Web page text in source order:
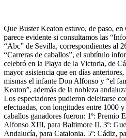
Que Buster Keaton estuvo, de paso, en
parece evidente si consultamos las
“Abc” de Sevilla, correspondientes al
“Carreras de caballos”, el subtítulo
celebró en la Playa de la Victoria, de
mayor asistencia que en días
mismas el infante Don Alfonso y “el
Keaton”, además de la nobleza
Los espectadores pudieron deleitarse
efectuadas, con longitudes entre 1000
caballos ganadores fueron: 1º: Premio
Alfonso XIII, para Baltimore II. 3º:
Andalucía, para Catalonia. 5º: Cádiz,